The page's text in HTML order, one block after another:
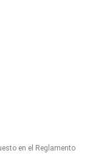
en el Reglamento